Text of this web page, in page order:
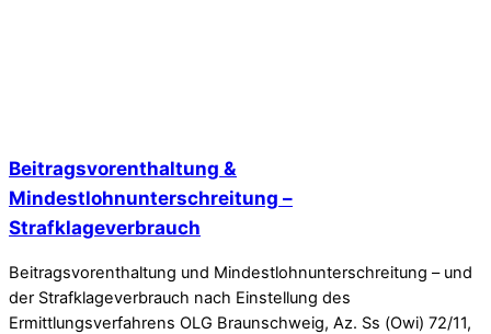
Beitragsvorenthaltung &
Mindestlohnunterschreitung –
Strafklageverbrauch
Beitragsvorenthaltung und Mindestlohnunterschreitung – und
der Strafklageverbrauch nach Einstellung des
Ermittlungsverfahrens OLG Braunschweig, Az. Ss (Owi) 72/11,